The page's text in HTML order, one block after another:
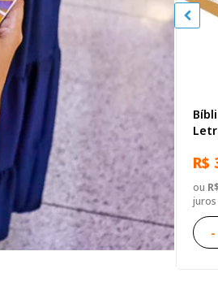
R$
ou
-